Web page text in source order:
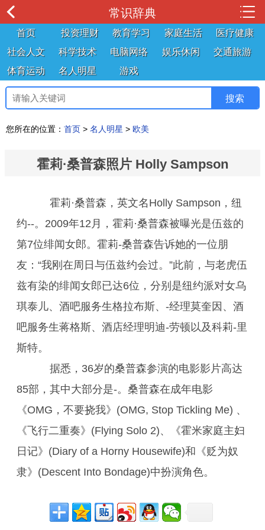
常识辞典
首页 投资理财 教育学习 家庭生活
医疗健康
社会人文
科学技术 电脑网络 娱乐休闲
交通旅游
体育运动
名人明星 游戏
您所在的位置： 首页 > 名人明星 > 欧美
霍莉·桑普森照片 Holly Sampson
霍莉·桑普森，英文名Holly Sampson，纽
约--。2009年12月，霍莉·桑普森被曝光是伍兹的
第7位绯闻女郎。霍莉-桑普森告诉她的一位朋
友：“我刚在周日与伍兹约会过。”此前，与老虎伍
兹有染的绯闻女郎已达6位，分别是纽约派对女乌
琪泰儿、酒吧服务生格拉布斯、-经理莫奎因、酒
吧服务生蒋格斯、酒店经理明迪-劳顿以及科莉-里
斯特。
据悉，36岁的桑普森参演的电影影片高达
85部，其中大部分是-。桑普森在成年电影
《OMG，不要挠我》(OMG, Stop Tickling Me) 、
《飞行二重奏》(Flying Solo 2)、《霍米家庭主妇
日记》(Diary of a Horny Housewife)和《贬为奴
隶》(Descent Into Bondage)中扮演角色。